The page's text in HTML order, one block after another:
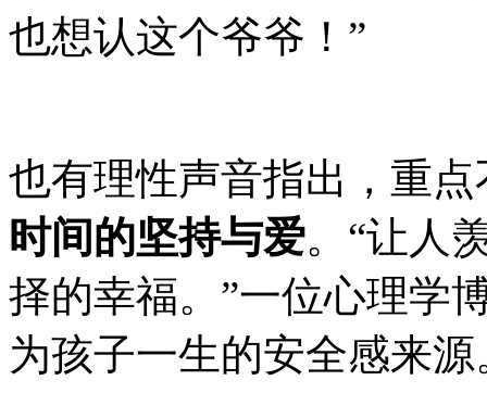
也想认这个爷爷！”
也有理性声音指出，重
时间的坚持与爱。“让人
择的幸福。”一位心理学
为孩子一生的安全感来源